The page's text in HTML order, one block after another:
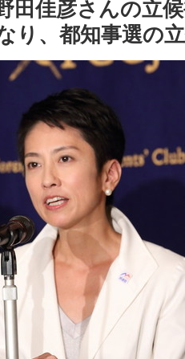
田佳彦さんの立
り、都知事選の